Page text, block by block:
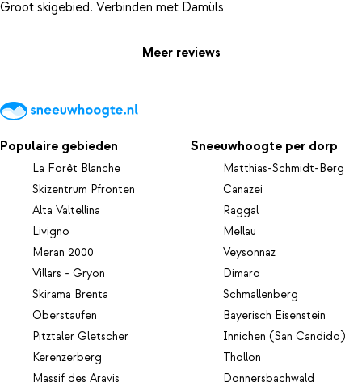
Meer reviews
Populaire gebieden
La Forêt Blanche
Skizentrum Pfronten
Alta Valtellina
Livigno
Meran 2000
Villars - Gryon
Skirama Brenta
Oberstaufen
Pitztaler Gletscher
Kerenzerberg
Massif des Aravis
Sneeuwhoogte per dorp
Matthias-Schmidt-Berg
Canazei
Raggal
Mellau
Veysonnaz
Dimaro
Schmallenberg
Bayerisch Eisenstein
Innichen (San Candido)
Thollon
Donnersbachwald